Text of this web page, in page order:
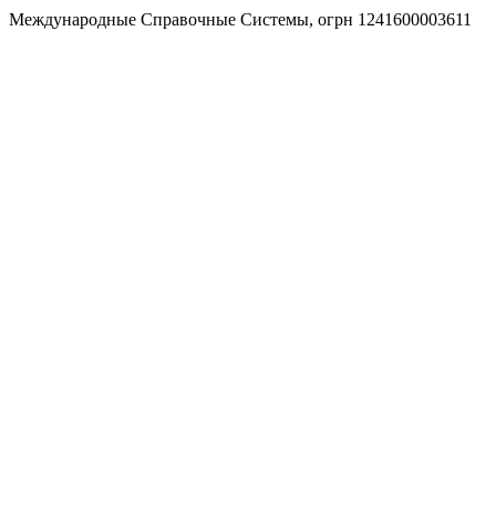
Международные Справочные Системы, огрн 1241600003611